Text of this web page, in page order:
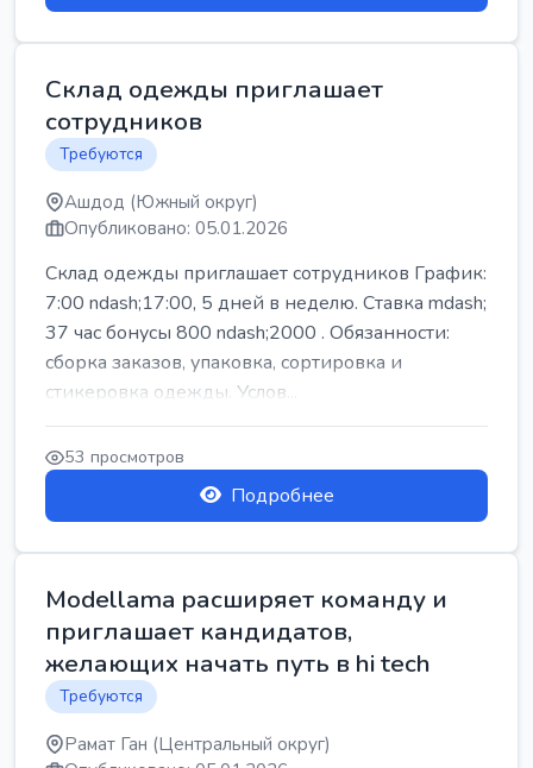
Склад одежды приглашает
сотрудников
Требуются
Ашдод (Южный округ)
Опубликовано: 05.01.2026
Склад одежды приглашает сотрудников График:
7:00 ndash;17:00, 5 дней в неделю. Ставка mdash;
37 час бонусы 800 ndash;2000 . Обязанности:
сборка заказов, упаковка, сортировка и
стикеровка одежды. Услов...
53 просмотров
Подробнее
Modellama расширяет команду и
приглашает кандидатов,
желающих начать путь в hi tech
Требуются
Рамат Ган (Центральный округ)